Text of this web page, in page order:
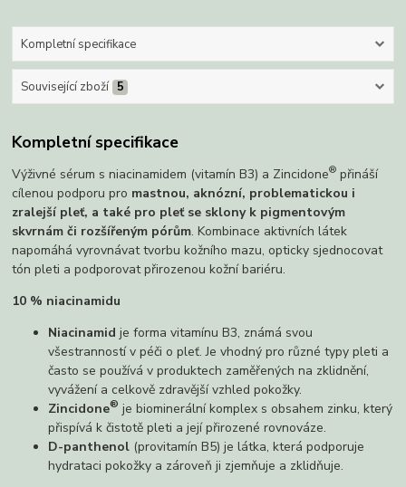
Kompletní specifikace
Související zboží 5
Kompletní specifikace
Výživné sérum s niacinamidem (vitamín B3) a Zincidone® přináší
cílenou podporu pro mastnou, aknózní, problematickou i
zralejší pleť, a také pro pleť se sklony k pigmentovým
skvrnám či rozšířeným pórům. Kombinace aktivních látek
napomáhá vyrovnávat tvorbu kožního mazu, opticky sjednocovat
tón pleti a podporovat přirozenou kožní bariéru.
10 % niacinamidu
Niacinamid je forma vitamínu B3, známá svou
všestranností v péči o pleť. Je vhodný pro různé typy pleti a
často se používá v produktech zaměřených na zklidnění,
vyvážení a celkově zdravější vzhled pokožky.
Zincidone® je biominerální komplex s obsahem zinku, který
přispívá k čistotě pleti a její přirozené rovnováze.
D-panthenol (provitamín B5) je látka, která podporuje
hydrataci pokožky a zároveň ji zjemňuje a zklidňuje.